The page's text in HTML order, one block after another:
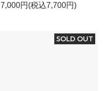
7,000円(税込7,700円)
SOLD OUT